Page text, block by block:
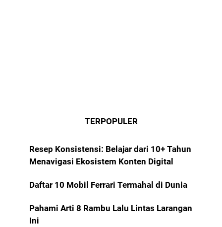
TERPOPULER
Resep Konsistensi: Belajar dari 10+ Tahun
Menavigasi Ekosistem Konten Digital
Daftar 10 Mobil Ferrari Termahal di Dunia
Pahami Arti 8 Rambu Lalu Lintas Larangan
Ini